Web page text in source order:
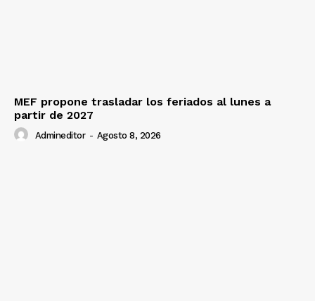
MEF propone trasladar los feriados al lunes a
partir de 2027
Admineditor - Agosto 8, 2026